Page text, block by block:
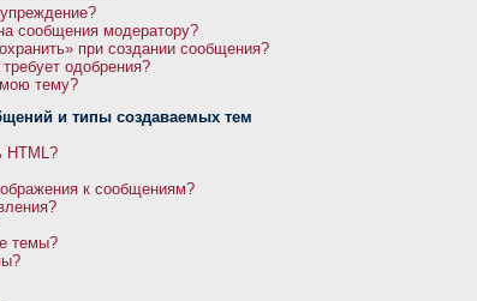
сообщения модератору?
при создании сообщения?
одобрения?
тему?
и типы создаваемых тем
HTML?
к сообщениям?
темы?